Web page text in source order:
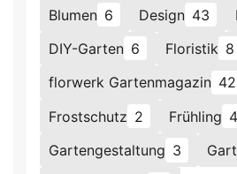
Blumen 6 Design 43
DIY-Garten 6 Floristik 8
florwerk Gartenmagazin 42
Frostschutz 2 Frühling 4
Gartengestaltung 3